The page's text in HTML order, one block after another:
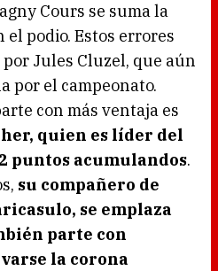
Cours se suma la
el podio. Estos errores
Jules Cluzel, que aún
por el campeonato.
con más ventaja es
quien es líder del
puntos acumulandos.
su compañero de
se emplaza
parte con
la corona